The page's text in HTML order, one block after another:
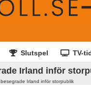
Slutspel TV-
Irland inför
Irland inför storpublik